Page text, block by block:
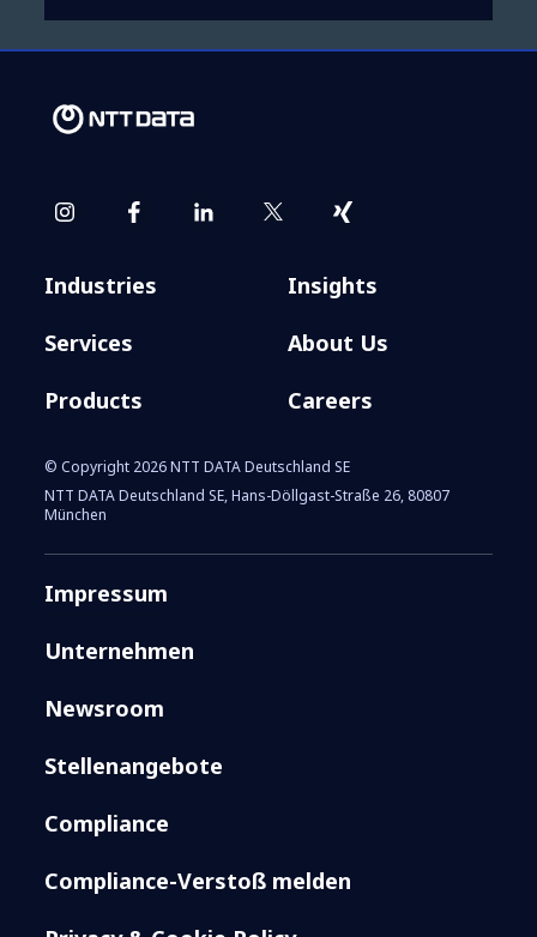
Industries
Services
Products
Insights
About Us
Careers
© Copyright 2026 NTT DATA Deutschland SE
NTT DATA Deutschland SE, Hans-Döllgast-Straße 26, 80807
München
Impressum
Unternehmen
Newsroom
Stellenangebote
Compliance
Compliance-Verstoß melden